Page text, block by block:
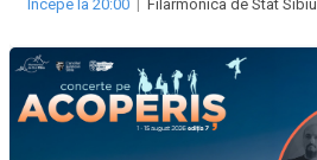
Începe la 20:00 | Filarmonica de Stat Sibiu